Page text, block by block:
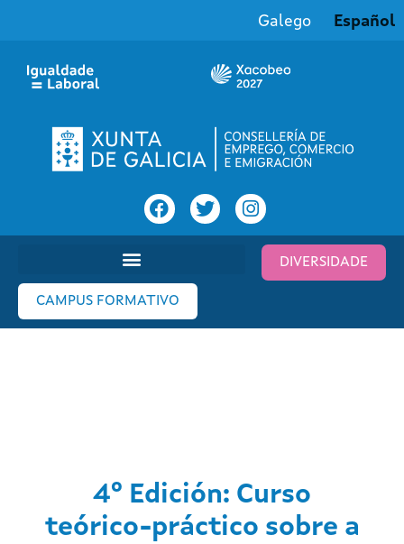
Galego Español
DIVERSIDADE
CAMPUS FORMATIVO
4º Edición: Curso
teórico-práctico sobre a